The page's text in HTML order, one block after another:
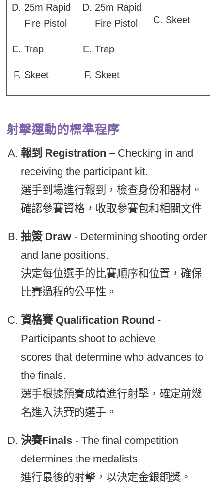
25m Rapid
Fire Pistol
Trap
Skeet
25m Rapid
Fire Pistol
Trap
Skeet
Skeet
射擊運動的標準程序
報到 Registration – Checking in and
receiving the participant kit.
選手到場進行報到，檢查身份和器材。
確認參賽資格，收取參賽包和相關文件
抽簽 Draw - Determining shooting order
and lane positions.
決定每位選手的比賽順序和位置，確保
比賽過程的公平性。
資格賽 Qualification Round -
Participants shoot to achieve
scores that determine who advances to
the finals.
選手根據預賽成績進行射擊，確定前幾
名進入決賽的選手。
決賽Finals - The final competition
determines the medalists.
進行最後的射擊，以決定金銀銅獎。